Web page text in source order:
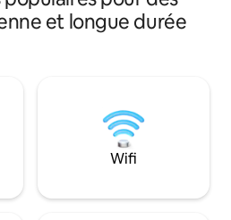
et longue durée
Wifi